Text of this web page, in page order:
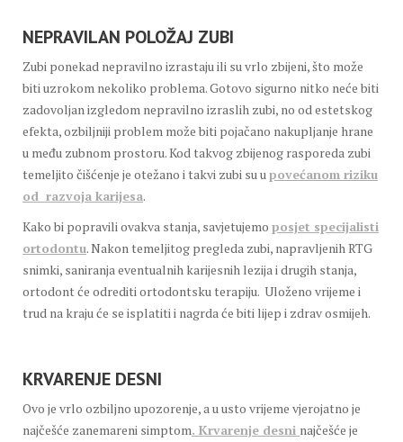
NEPRAVILAN POLOŽAJ ZUBI
Zubi ponekad nepravilno izrastaju ili su vrlo zbijeni, što može
biti uzrokom nekoliko problema. Gotovo sigurno nitko neće biti
zadovoljan izgledom nepravilno izraslih zubi, no od estetskog
efekta, ozbiljniji problem može biti pojačano nakupljanje hrane
u među zubnom prostoru. Kod takvog zbijenog rasporeda zubi
temeljito čišćenje je otežano i takvi zubi su upovećanom riziku
od razvoja karijesa.
Kako bi popravili ovakva stanja, savjetujemo posjet specijalisti
ortodontu. Nakon temeljitog pregleda zubi, napravljenih RTG
snimki, saniranja eventualnih karijesnih lezija i drugih stanja,
ortodont će odrediti ortodontsku terapiju. Uloženo vrijeme i
trud na kraju će se isplatiti i nagrda će biti lijep i zdrav osmijeh.
KRVARENJE DESNI
Ovo je vrlo ozbiljno upozorenje, a u usto vrijeme vjerojatno je
najčešće zanemareni simptom. Krvarenje desni najčešće je